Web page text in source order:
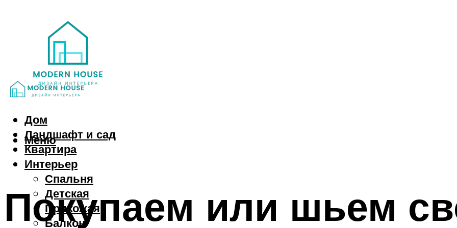
Дом
Ландшафт и сад
Квартира
Интерьер
Спальня
Детская
Прихожая
Балкон
Меню
Покупаем или шьем